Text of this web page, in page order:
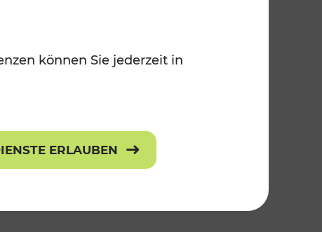
können Sie jederzeit in
ERLAUBEN